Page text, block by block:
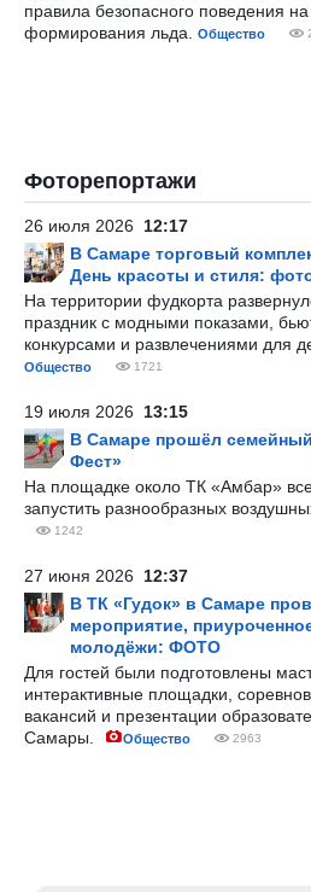
правила безопасного поведения
формирования льда.
Общество
Фоторепортажи
26 июля 2026 12:17
В Самаре торговый
День красоты и стиля:
На территории фудкорта
праздник с модными показами,
конкурсами и развлечениями для
Общество 1721
19 июля 2026 13:15
В Самаре прошёл
Фест»
На площадке около ТК «Амбар»
запустить разнообразных
1242
27 июня 2026 12:37
В ТК «Гудок» в Самаре
мероприятие,
молодёжи: ФОТО
Для гостей были подготовлены
интерактивные площадки,
вакансий и презентации
Самары.
Общество 2963